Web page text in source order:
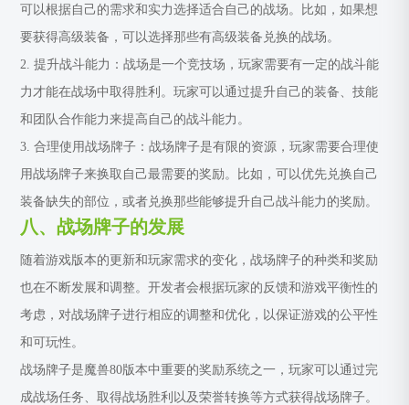
可以根据自己的需求和实力选择适合自己的战场。比如，如果想
要获得高级装备，可以选择那些有高级装备兑换的战场。
2. 提升战斗能力：战场是一个竞技场，玩家需要有一定的战斗能
力才能在战场中取得胜利。玩家可以通过提升自己的装备、技能
和团队合作能力来提高自己的战斗能力。
3. 合理使用战场牌子：战场牌子是有限的资源，玩家需要合理使
用战场牌子来换取自己最需要的奖励。比如，可以优先兑换自己
装备缺失的部位，或者兑换那些能够提升自己战斗能力的奖励。
八、战场牌子的发展
随着游戏版本的更新和玩家需求的变化，战场牌子的种类和奖励
也在不断发展和调整。开发者会根据玩家的反馈和游戏平衡性的
考虑，对战场牌子进行相应的调整和优化，以保证游戏的公平性
和可玩性。
战场牌子是魔兽80版本中重要的奖励系统之一，玩家可以通过完
成战场任务、取得战场胜利以及荣誉转换等方式获得战场牌子。